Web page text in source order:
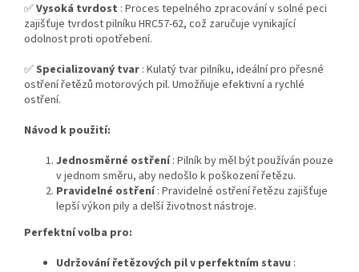
✅Vysoká tvrdost : Proces tepelného zpracování v solné peci
zajišťuje tvrdost pilníku HRC57-62, což zaručuje vynikající
odolnost proti opotřebení.
✅Specializovaný tvar : Kulatý tvar pilníku, ideální pro přesné
ostření řetězů motorových pil. Umožňuje efektivní a rychlé
ostření.
Návod k použití:
Jednosměrné ostření: Pilník by měl být používán pouze
v jednom směru, aby nedošlo k poškození řetězu.
Pravidelné ostření: Pravidelné ostření řetězu zajišťuje
lepší výkon pily a delší životnost nástroje.
Perfektní volba pro:
Udržování řetězových pil v perfektním stavu :